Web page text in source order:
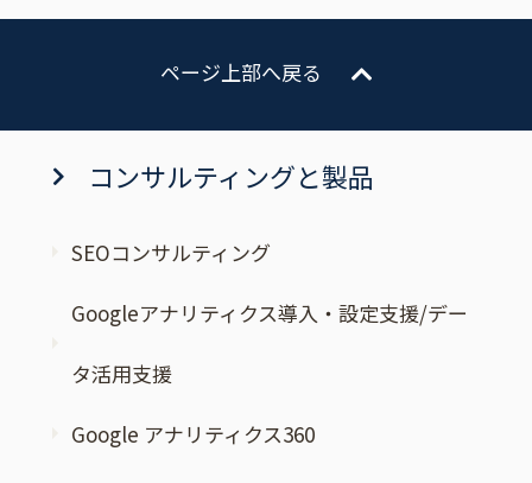
ページ上部へ戻る
コンサルティングと製品
SEOコンサルティング
Googleアナリティクス導入・設定支援/デー
タ活用支援
Google アナリティクス360